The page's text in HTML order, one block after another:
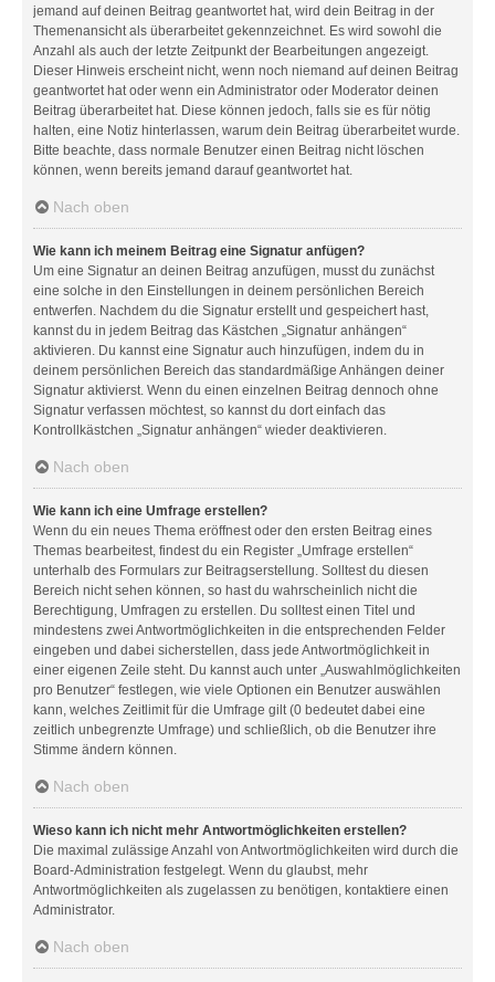
jemand auf deinen Beitrag geantwortet hat, wird dein Beitrag in der
Themenansicht als überarbeitet gekennzeichnet. Es wird sowohl die
Anzahl als auch der letzte Zeitpunkt der Bearbeitungen angezeigt.
Dieser Hinweis erscheint nicht, wenn noch niemand auf deinen Beitrag
geantwortet hat oder wenn ein Administrator oder Moderator deinen
Beitrag überarbeitet hat. Diese können jedoch, falls sie es für nötig
halten, eine Notiz hinterlassen, warum dein Beitrag überarbeitet wurde.
Bitte beachte, dass normale Benutzer einen Beitrag nicht löschen
können, wenn bereits jemand darauf geantwortet hat.
Nach oben
Wie kann ich meinem Beitrag eine Signatur anfügen?
Um eine Signatur an deinen Beitrag anzufügen, musst du zunächst
eine solche in den Einstellungen in deinem persönlichen Bereich
entwerfen. Nachdem du die Signatur erstellt und gespeichert hast,
kannst du in jedem Beitrag das Kästchen „Signatur anhängen“
aktivieren. Du kannst eine Signatur auch hinzufügen, indem du in
deinem persönlichen Bereich das standardmäßige Anhängen deiner
Signatur aktivierst. Wenn du einen einzelnen Beitrag dennoch ohne
Signatur verfassen möchtest, so kannst du dort einfach das
Kontrollkästchen „Signatur anhängen“ wieder deaktivieren.
Nach oben
Wie kann ich eine Umfrage erstellen?
Wenn du ein neues Thema eröffnest oder den ersten Beitrag eines
Themas bearbeitest, findest du ein Register „Umfrage erstellen“
unterhalb des Formulars zur Beitragserstellung. Solltest du diesen
Bereich nicht sehen können, so hast du wahrscheinlich nicht die
Berechtigung, Umfragen zu erstellen. Du solltest einen Titel und
mindestens zwei Antwortmöglichkeiten in die entsprechenden Felder
eingeben und dabei sicherstellen, dass jede Antwortmöglichkeit in
einer eigenen Zeile steht. Du kannst auch unter „Auswahlmöglichkeiten
pro Benutzer“ festlegen, wie viele Optionen ein Benutzer auswählen
kann, welches Zeitlimit für die Umfrage gilt (0 bedeutet dabei eine
zeitlich unbegrenzte Umfrage) und schließlich, ob die Benutzer ihre
Stimme ändern können.
Nach oben
Wieso kann ich nicht mehr Antwortmöglichkeiten erstellen?
Die maximal zulässige Anzahl von Antwortmöglichkeiten wird durch die
Board-Administration festgelegt. Wenn du glaubst, mehr
Antwortmöglichkeiten als zugelassen zu benötigen, kontaktiere einen
Administrator.
Nach oben